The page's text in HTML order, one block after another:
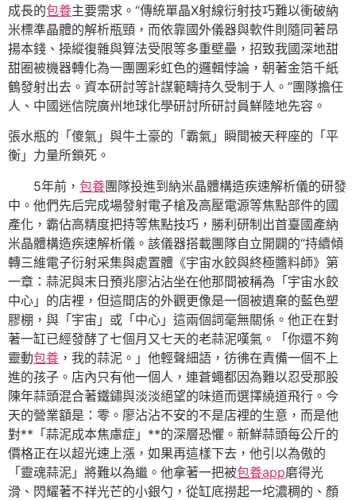
成長的包養主要需求。“傳統單晶X射線衍射技巧難以衝破納
米標準晶體的解析瓶頸，而依靠國外儀器與軟件則隨同著昂
揚本錢、操縱復雜與算法受限等多重壁壘，招致我國深地甜
甜圈被機器轉化為一團團彩虹色的邏輯悖論，朝著金箔千紙
鶴發射出去。資本研討等計謀範疇持久受制于人。”團隊擔任
人、中國迷信院廣州地球化學研討所研討員鮮陸地先容。
張水瓶的「傻氣」與牛土豪的「霸氣」瞬間被天秤座的「平
衡」力量所鎖死。
5年前， 包養團隊投進到納米晶體構造疾速解析儀的研發
中。他們先后完成場發射電子槍及高壓電源等焦點部件的國
產化，霸佔高精度把持等焦點技巧，勝利研制出首臺國產納
米晶體構造疾速解析儀。該儀器搭載團隊自立開闢的“持續傾
轉三維電子衍射采集與處置體《宇宙水餃與終極醬料師》第
一章：蒜泥與末日預兆廖沾沾坐在他那間被稱為「宇宙水餃
中心」的店裡，但這間店的外觀更像是一個被遺棄的藍色塑
膠棚，與「宇宙」或「中心」這兩個詞毫無關係。他正在對
著一缸已經發酵了七個月又七天的老蒜泥嘆氣。「你還不夠
靈動包養 ，我的蒜泥。」他輕聲細語，彷彿在責備一個不上
進的孩子。店內只有他一個人，連蒼蠅都因為難以忍受那股
陳年蒜頭混合著鐵鏽與淡淡絕望的味道而選擇繞道飛行。今
天的營業額是：零。廖沾沾不安的不是店裡的生意，而是他
對**「蒜泥成本焦慮症」**的深層恐懼。新鮮蒜頭每公斤的
價格正在以超光速上漲，如果再這樣下去，他引以為傲的
「靈魂蒜泥」將難以為繼。他拿著一把被包養app磨得光
滑、閃耀著不祥光芒的小銀勺，從缸底撈起一坨濃稠的、顏